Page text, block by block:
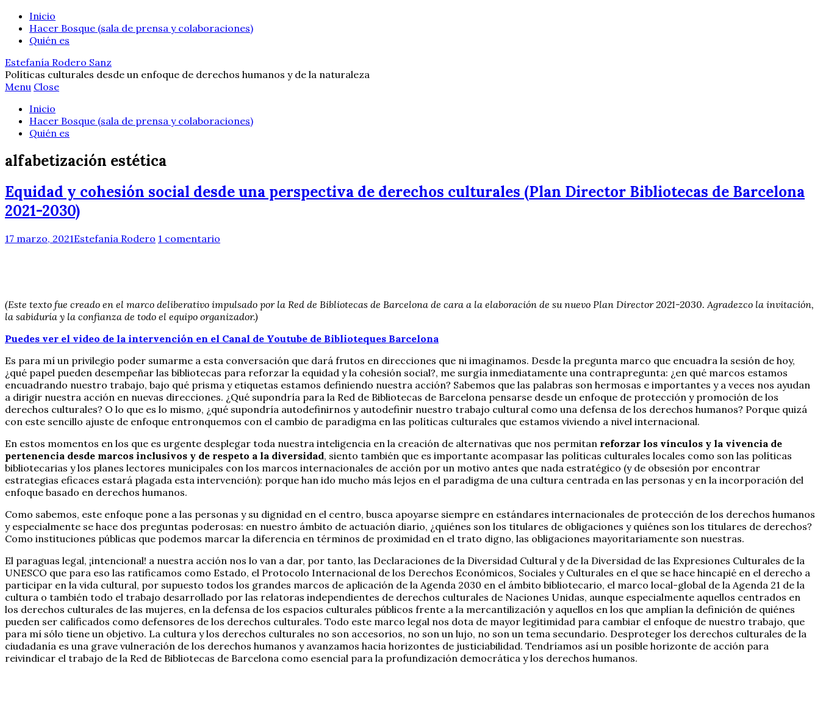
Inicio
Hacer Bosque (sala de prensa y colaboraciones)
Quién es
Estefanía Rodero Sanz
Políticas culturales desde un enfoque de derechos humanos y de la naturaleza
Menu Close
Inicio
Hacer Bosque (sala de prensa y colaboraciones)
Quién es
alfabetización estética
Equidad y cohesión social desde una perspectiva de derechos culturales (Plan Director Bibliotecas de Barcelona
2021-2030)
17 marzo, 2021Estefanía Rodero 1 comentario
(Este texto fue creado en el marco deliberativo impulsado por la Red de Bibliotecas de Barcelona de cara a la elaboración de su nuevo Plan Director 2021-2030. Agradezco la invitación,
la sabiduría y la confianza de todo el equipo organizador.)
Puedes ver el video de la intervención en el Canal de Youtube de Biblioteques Barcelona
Es para mí un privilegio poder sumarme a esta conversación que dará frutos en direcciones que ni imaginamos. Desde la pregunta marco que encuadra la sesión de hoy,
¿qué papel pueden desempeñar las bibliotecas para reforzar la equidad y la cohesión social?, me surgía inmediatamente una contrapregunta: ¿en qué marcos estamos
encuadrando nuestro trabajo, bajo qué prisma y etiquetas estamos definiendo nuestra acción? Sabemos que las palabras son hermosas e importantes y a veces nos ayudan
a dirigir nuestra acción en nuevas direcciones. ¿Qué supondría para la Red de Bibliotecas de Barcelona pensarse desde un enfoque de protección y promoción de los
derechos culturales? O lo que es lo mismo, ¿qué supondría autodefinirnos y autodefinir nuestro trabajo cultural como una defensa de los derechos humanos? Porque quizá
con este sencillo ajuste de enfoque entronquemos con el cambio de paradigma en las políticas culturales que estamos viviendo a nivel internacional.
En estos momentos en los que es urgente desplegar toda nuestra inteligencia en la creación de alternativas que nos permitan reforzar los vínculos y la vivencia de
pertenencia desde marcos inclusivos y de respeto a la diversidad, siento también que es importante acompasar las políticas culturales locales como son las políticas
bibliotecarias y los planes lectores municipales con los marcos internacionales de acción por un motivo antes que nada estratégico (y de obsesión por encontrar
estrategias eficaces estará plagada esta intervención): porque han ido mucho más lejos en el paradigma de una cultura centrada en las personas y en la incorporación del
enfoque basado en derechos humanos.
Como sabemos, este enfoque pone a las personas y su dignidad en el centro, busca apoyarse siempre en estándares internacionales de protección de los derechos humanos
y especialmente se hace dos preguntas poderosas: en nuestro ámbito de actuación diario, ¿quiénes son los titulares de obligaciones y quiénes son los titulares de derechos?
Como instituciones públicas que podemos marcar la diferencia en términos de proximidad en el trato digno, las obligaciones mayoritariamente son nuestras.
El paraguas legal, ¡intencional! a nuestra acción nos lo van a dar, por tanto, las Declaraciones de la Diversidad Cultural y de la Diversidad de las Expresiones Culturales de la
UNESCO que para eso las ratificamos como Estado, el Protocolo Internacional de los Derechos Económicos, Sociales y Culturales en el que se hace hincapié en el derecho a
participar en la vida cultural, por supuesto todos los grandes marcos de aplicación de la Agenda 2030 en el ámbito bibliotecario, el marco local-global de la Agenda 21 de la
cultura o también todo el trabajo desarrollado por las relatoras independientes de derechos culturales de Naciones Unidas, aunque especialmente aquellos centrados en
los derechos culturales de las mujeres, en la defensa de los espacios culturales públicos frente a la mercantilización y aquellos en los que amplían la definición de quiénes
pueden ser calificados como defensores de los derechos culturales. Todo este marco legal nos dota de mayor legitimidad para cambiar el enfoque de nuestro trabajo, que
para mí sólo tiene un objetivo. La cultura y los derechos culturales no son accesorios, no son un lujo, no son un tema secundario. Desproteger los derechos culturales de la
ciudadanía es una grave vulneración de los derechos humanos y avanzamos hacia horizontes de justiciabilidad. Tendríamos así un posible horizonte de acción para
reivindicar el trabajo de la Red de Bibliotecas de Barcelona como esencial para la profundización democrática y los derechos humanos.